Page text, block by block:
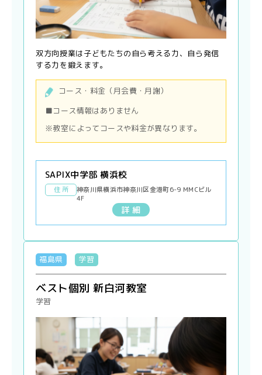
双方向授業は子どもたちの自ら考える力、自ら発信
する力を鍛えます。
コース・料金（月会費・月謝）
■コース情報はありません
※教室によってコースや料金が異なります。
SAPIX中学部 横浜校
住 所
神奈川県横浜市神奈川区金港町6-9 MMCビル
4F
詳 細
福島県 学習
ベスト個別 新白河教室
学習